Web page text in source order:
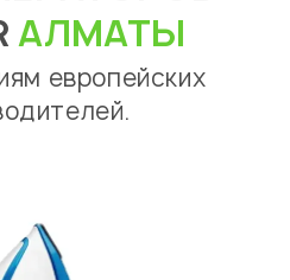
АЛМАТЫ
европейских